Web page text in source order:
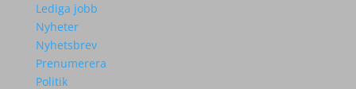
Lediga jobb
Nyheter
Nyhetsbrev
Prenumerera
Politik